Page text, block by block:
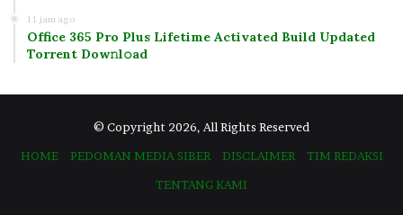
11 jam ago
Office 365 Pro Plus Lifetime Activated Build Updated
Torrent Dow𝚗l𝚘аd
© Copyright 2026, All Rights Reserved
HOME
PEDOMAN MEDIA SIBER DISCLAIMER
TIM REDAKSI
TENTANG KAMI